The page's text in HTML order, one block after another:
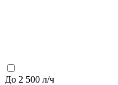
До 2 500 л/ч